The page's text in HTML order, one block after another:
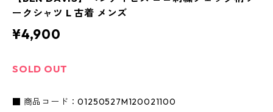
ークシャツ L 古着 メンズ
¥4,900
SOLD OUT
■ 商品コード：01250527M120021100